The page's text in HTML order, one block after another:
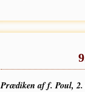
Præ­di­ken af f. Poul, 2.